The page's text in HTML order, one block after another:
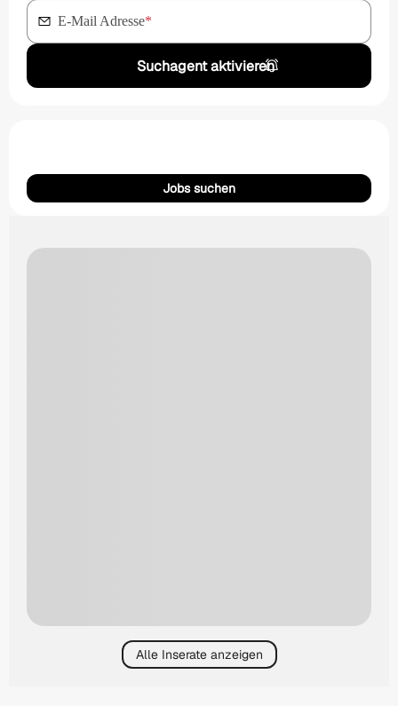
E-Mail Adresse*
Suchagent aktivieren
Jobs suchen
Alle Inserate anzeigen